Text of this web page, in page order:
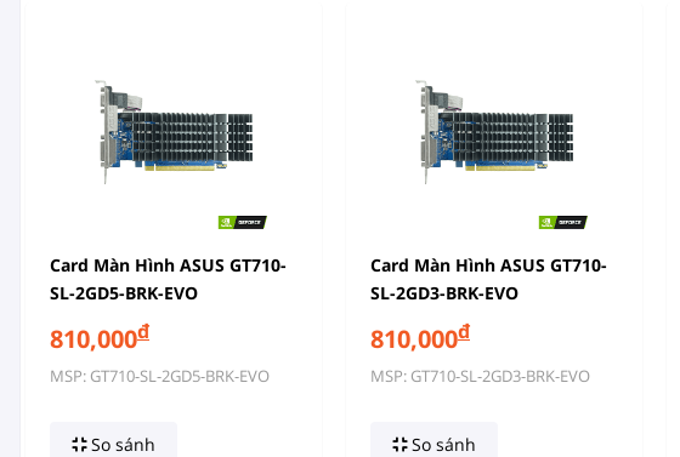
Card Màn Hình ASUS GT710-
SL-2GD5-BRK-EVO
810,000đ
MSP: GT710-SL-2GD5-BRK-EVO
So sánh
Card Màn Hình ASUS GT710-
SL-2GD3-BRK-EVO
810,000đ
MSP: GT710-SL-2GD3-BRK-EVO
So sánh